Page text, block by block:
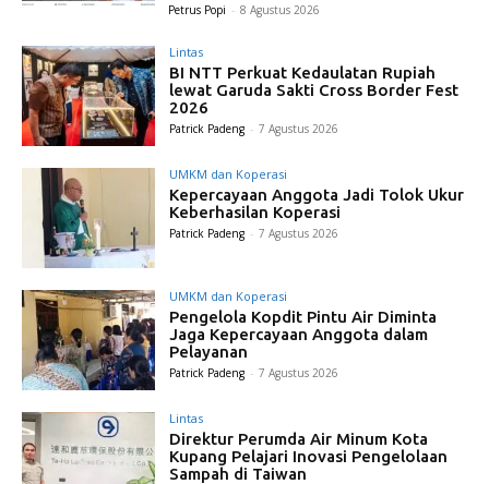
Petrus Popi - 8 Agustus 2026
Lintas
BI NTT Perkuat Kedaulatan Rupiah
lewat Garuda Sakti Cross Border Fest
2026
Patrick Padeng - 7 Agustus 2026
UMKM dan Koperasi
Kepercayaan Anggota Jadi Tolok Ukur
Keberhasilan Koperasi
Patrick Padeng - 7 Agustus 2026
UMKM dan Koperasi
Pengelola Kopdit Pintu Air Diminta
Jaga Kepercayaan Anggota dalam
Pelayanan
Patrick Padeng - 7 Agustus 2026
Lintas
Direktur Perumda Air Minum Kota
Kupang Pelajari Inovasi Pengelolaan
Sampah di Taiwan